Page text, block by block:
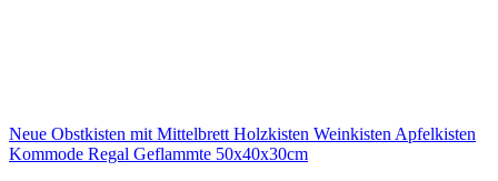
Neue Obstkisten mit Mittelbrett Holzkisten Weinkisten Apfelkisten
Kommode Regal Geflammte 50x40x30cm